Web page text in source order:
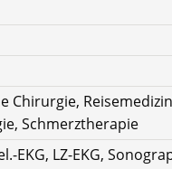
Chirurgie,
Schmerztherapie
EKG, LZ-EKG,